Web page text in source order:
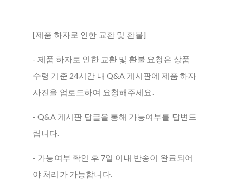
[제품 하자로 인한 교환 및 환불]
- 제품 하자로 인한 교환 및 환불 요청은 상품
수령 기준 24시간 내 Q&A 게시판에 제품 하자
사진을 업로드하여 요청해주세요.
- Q&A 게시판 답글을 통해 가능여부를 답변드
립니다.
- 가능여부 확인 후 7일 이내 반송이 완료되어
야 처리가 가능합니다.